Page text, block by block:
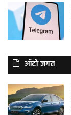
ऑटो जगत